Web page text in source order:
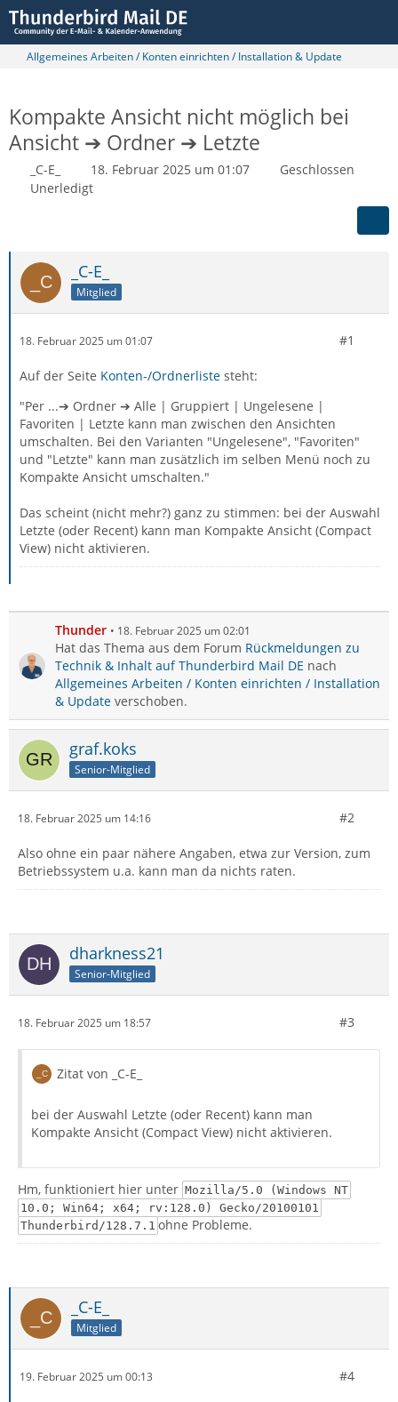
Allgemeines Arbeiten / Konten einrichten / Installation & Update
Kompakte Ansicht nicht möglich bei
Ansicht ➔ Ordner ➔ Letzte
_C-E_ 18. Februar 2025 um 01:07
Geschlossen
Unerledigt
_C-E_
Mitglied
18. Februar 2025 um 01:07 #1
Auf der Seite Konten-/Ordnerliste steht:
"Per ...➔ Ordner ➔ Alle | Gruppiert | Ungelesene |
Favoriten | Letzte kann man zwischen den Ansichten
umschalten. Bei den Varianten "Ungelesene", "Favoriten"
und "Letzte" kann man zusätzlich im selben Menü noch zu
Kompakte Ansicht umschalten."
Das scheint (nicht mehr?) ganz zu stimmen: bei der Auswahl
Letzte (oder Recent) kann man Kompakte Ansicht (Compact
View) nicht aktivieren.
Thunder 18. Februar 2025 um 02:01
Hat das Thema aus dem Forum Rückmeldungen zu
Technik & Inhalt auf Thunderbird Mail DE nach
Allgemeines Arbeiten / Konten einrichten / Installation
& Update verschoben.
graf.koks
Senior-Mitglied
18. Februar 2025 um 14:16 #2
Also ohne ein paar nähere Angaben, etwa zur Version, zum
Betriebssystem u.a. kann man da nichts raten.
dharkness21
Senior-Mitglied
18. Februar 2025 um 18:57 #3
Zitat von _C-E_
bei der Auswahl Letzte (oder Recent) kann man
Kompakte Ansicht (Compact View) nicht aktivieren.
Hm, funktioniert hier unter Mozilla/5.0 (Windows NT
10.0; Win64; x64; rv:128.0) Gecko/20100101
Thunderbird/128.7.1 ohne Probleme.
_C-E_
Mitglied
19. Februar 2025 um 00:13 #4